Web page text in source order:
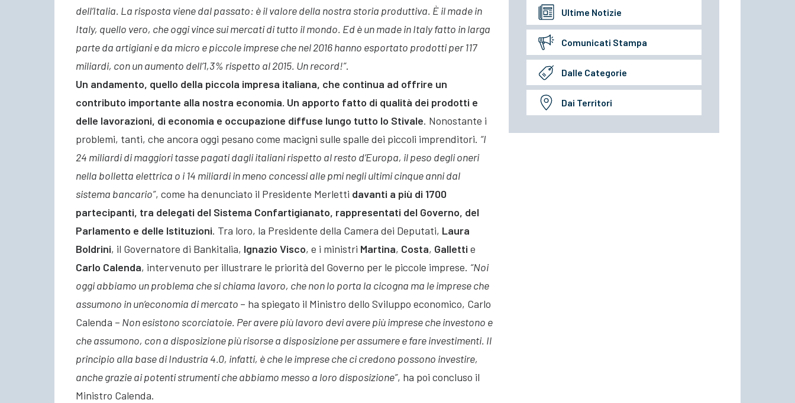
dell’Italia. La risposta viene dal passato: è il valore della nostra storia produttiva. È il made in
Italy, quello vero, che oggi vince sui mercati di tutto il mondo. Ed è un made in Italy fatto in larga
parte da artigiani e da micro e piccole imprese che nel 2016 hanno esportato prodotti per 117
miliardi, con un aumento dell’1,3% rispetto al 2015. Un record!”.
Un andamento, quello della piccola impresa italiana, che continua ad offrire un
contributo importante alla nostra economia. Un apporto fatto di qualità dei prodotti e
delle lavorazioni, di economia e occupazione diffuse lungo tutto lo Stivale. Nonostante i
problemi, tanti, che ancora oggi pesano come macigni sulle spalle dei piccoli imprenditori. “I
24 miliardi di maggiori tasse pagati dagli italiani rispetto al resto d’Europa, il peso degli oneri
nella bolletta elettrica o i 14 miliardi in meno concessi alle pmi negli ultimi cinque anni dal
sistema bancario”, come ha denunciato il Presidente Merletti davanti a più di 1700
partecipanti, tra delegati del Sistema Confartigianato, rappresentati del Governo, del
Parlamento e delle Istituzioni. Tra loro, la Presidente della Camera dei Deputati, Laura
Boldrini, il Governatore di Bankitalia, Ignazio Visco, e i ministri Martina, Costa, Galletti e
Carlo Calenda, intervenuto per illustrare le priorità del Governo per le piccole imprese. “Noi
oggi abbiamo un problema che si chiama lavoro, che non lo porta la cicogna ma le imprese che
assumono in un’economia di mercato – ha spiegato il Ministro dello Sviluppo economico, Carlo
Calenda – Non esistono scorciatoie. Per avere più lavoro devi avere più imprese che investono e
che assumono, con a disposizione più risorse a disposizione per assumere e fare investimenti. Il
principio alla base di Industria 4.0, infatti, è che le imprese che ci credono possono investire,
anche grazie ai potenti strumenti che abbiamo messo a loro disposizione”, ha poi concluso il
Ministro Calenda.
Ultime Notizie
Comunicati Stampa
Dalle Categorie
Dai Territori